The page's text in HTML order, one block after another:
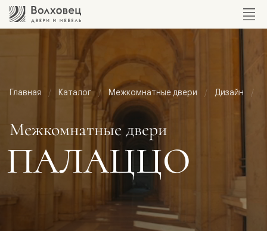
Главная Каталог Межкомнатные двери Дизайн
Межкомнатные двери
ПАЛАЦЦО